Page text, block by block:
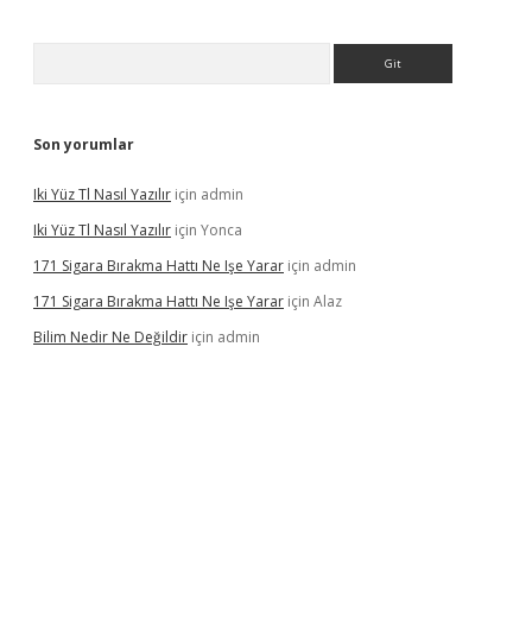
Son yorumlar
Iki Yüz Tl Nasıl Yazılır için admin
Iki Yüz Tl Nasıl Yazılır için Yonca
171 Sigara Bırakma Hattı Ne Işe Yarar için admin
171 Sigara Bırakma Hattı Ne Işe Yarar için Alaz
Bilim Nedir Ne Değildir için admin